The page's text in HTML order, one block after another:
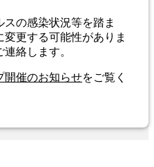
スの感染状況等を踏ま
更する可能性がありま
絡します。
開催のお知らせをご覧く